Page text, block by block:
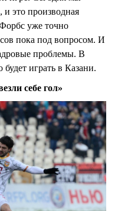
и это производная
уже точно
пока под вопросом. И
проблемы. В
играть в Казани.
себе гол»